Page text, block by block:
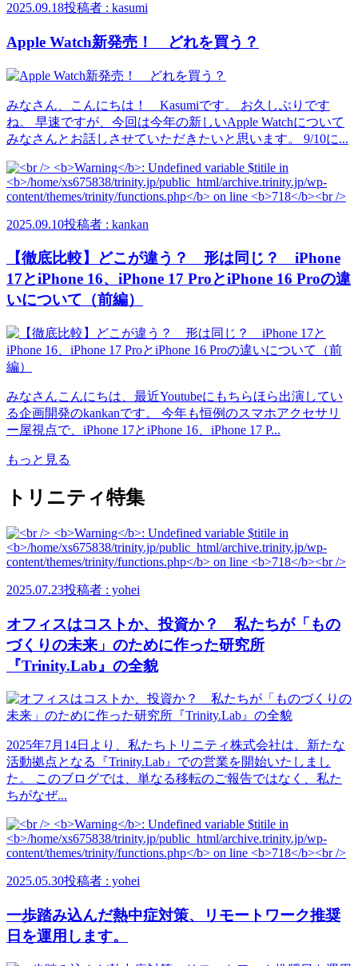
2025.09.18投稿者 : kasumi
Apple Watch新発売！ どれを買う？
みなさん、こんにちは！ Kasumiです。 お久しぶりです
ね。 早速ですが、今回は今年の新しいApple Watchについて
みなさんとお話しさせていただきたいと思います。 9/10に...
2025.09.10投稿者 : kankan
【徹底比較】どこが違う？ 形は同じ？ iPhone
17とiPhone 16、iPhone 17 ProとiPhone 16 Proの違
いについて（前編）
みなさんこんにちは、最近Youtubeにもちらほら出演してい
る企画開発のkankanです。 今年も恒例のスマホアクセサリ
ー屋視点で、iPhone 17とiPhone 16、iPhone 17 P...
もっと見る
トリニティ特集
2025.07.23投稿者 : yohei
オフィスはコストか、投資か？ 私たちが「もの
づくりの未来」のために作った研究所
『Trinity.Lab』の全貌
2025年7月14日より、私たちトリニティ株式会社は、新たな
活動拠点となる『Trinity.Lab』での営業を開始いたしまし
た。 このブログでは、単なる移転のご報告ではなく、私た
ちがなぜ...
2025.05.30投稿者 : yohei
一歩踏み込んだ熱中症対策、リモートワーク推奨
日を運用します。